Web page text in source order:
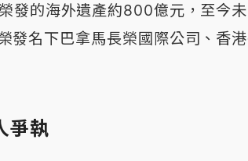
發的海外遺產約800億元，至今
發名下巴拿馬長榮國際公司、香
爭執